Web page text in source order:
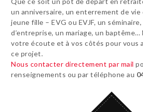
un anniversaire, un enterrement de vie
jeune fille – EVG ou EVJF, un
d’entreprise, un mariage, un baptême…
votre écoute et à vos côtés pour vous
ce projet.
Nous contacter directement par mail
renseignements ou par téléphone au